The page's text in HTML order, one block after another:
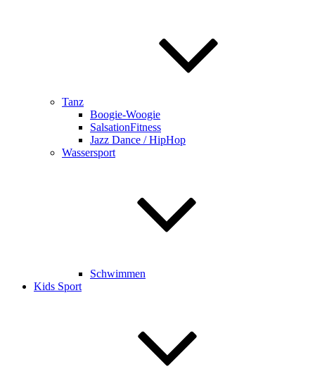
Tanz
Boogie-Woogie
SalsationFitness
Jazz Dance / HipHop
Wassersport
Schwimmen
Kids Sport